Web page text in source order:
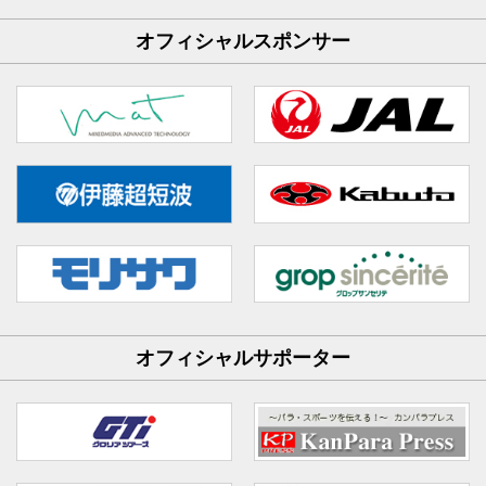
オフィシャルスポンサー
オフィシャルサポーター